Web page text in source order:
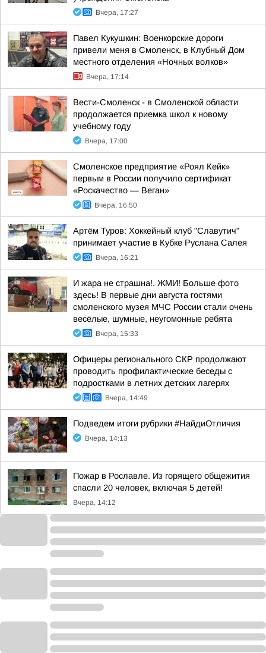
Вчера, 17:27
Павел Кукушкин: Военкорские дороги
привели меня в Смоленск, в Клубный Дом
местного отделения «Ночных волков»
Вчера, 17:14
Вести-Смоленск - в Смоленской области
продолжается приемка школ к новому
учебному году
Вчера, 17:00
Смоленское предприятие «Роял Кейк»
первым в России получило сертификат
«Роскачество — Веган»
Вчера, 16:50
Артём Туров: Хоккейный клуб "Славутич"
принимает участие в Кубке Руслана Салея
Вчера, 16:21
И жара не страшна!. ЖМИ! Больше фото
здесь! В первые дни августа гостями
смоленского музея МЧС России стали очень
весёлые, шумные, неугомонные ребята
Вчера, 15:33
Офицеры регионального СКР продолжают
проводить профилактические беседы с
подростками в летних детских лагерях
Вчера, 14:49
Подведем итоги рубрики #НайдиОтличия
Вчера, 14:13
Пожар в Рославле. Из горящего общежития
спасли 20 человек, включая 5 детей!
Вчера, 14:12